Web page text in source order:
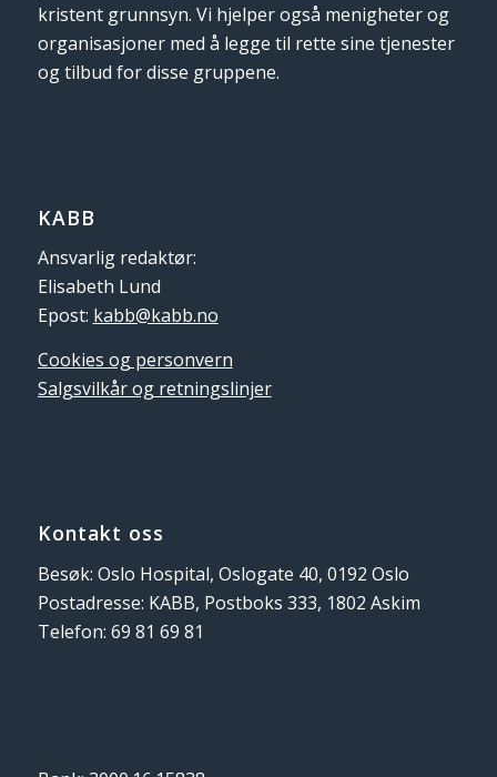
kristent grunnsyn. Vi hjelper også menigheter og
organisasjoner med å legge til rette sine tjenester
og tilbud for disse gruppene.
KABB
Ansvarlig redaktør:
Elisabeth Lund
Epost: kabb@kabb.no
Cookies og personvern
Salgsvilkår og retningslinjer
Kontakt oss
Besøk: Oslo Hospital, Oslogate 40, 0192 Oslo
Postadresse: KABB, Postboks 333, 1802 Askim
Telefon: 69 81 69 81